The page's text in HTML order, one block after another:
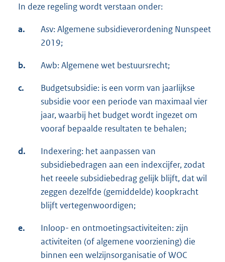
In deze regeling wordt verstaan onder:
a.
Asv: Algemene subsidieverordening Nunspeet
2019;
b. Awb: Algemene wet bestuursrecht;
c.
Budgetsubsidie: is een vorm van jaarlijkse
subsidie voor een periode van maximaal vier
jaar, waarbij het budget wordt ingezet om
vooraf bepaalde resultaten te behalen;
d.
Indexering: het aanpassen van
subsidiebedragen aan een indexcijfer, zodat
het reeele subsidiebedrag gelijk blijft, dat wil
zeggen dezelfde (gemiddelde) koopkracht
blijft vertegenwoordigen;
e.
Inloop- en ontmoetingsactiviteiten: zijn
activiteiten (of algemene voorziening) die
binnen een welzijnsorganisatie of WOC